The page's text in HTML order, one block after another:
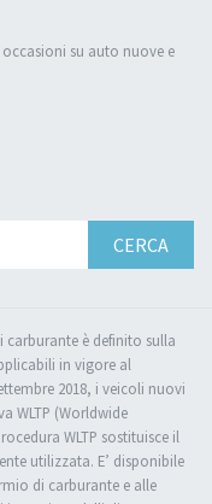
su auto nuove e
CERCA
carburante è definito sulla
in vigore al
2018, i veicoli nuovi
WLTP (Worldwide
WLTP sostituisce il
utilizzata. E’ disponibile
di carburante e alle